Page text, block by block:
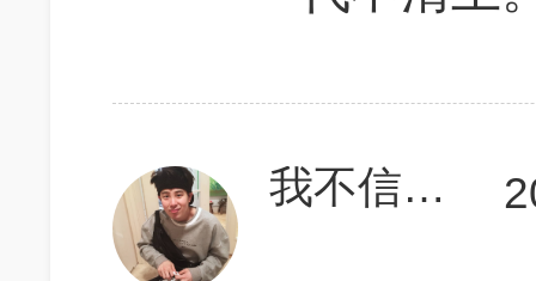
我不信我上不了700